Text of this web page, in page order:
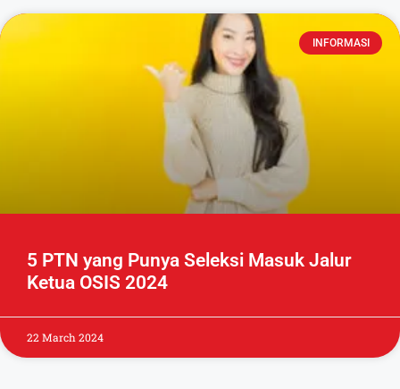
INFORMASI
5 PTN yang Punya Seleksi Masuk Jalur
Ketua OSIS 2024
22 March 2024